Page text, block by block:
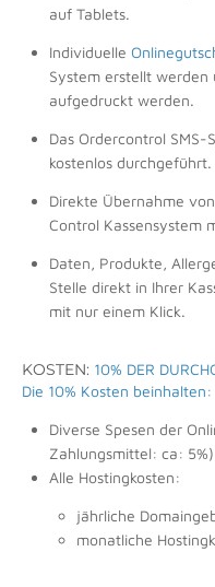
auf Tablets.
Individuelle
System erstellt
aufgedruckt werden.
Das Ordercontrol
kostenlos durchgeführt.
Direkte Übernahme
Control Kassensystem
Daten, Produkte,
Stelle direkt in Ihrer
mit nur einem Klick.
KOSTEN: 10% DER
Die 10% Kosten beinhalten:
Diverse Spesen der
Zahlungsmittel: ca: 5%)
Alle Hostingkosten:
jährliche
monatliche